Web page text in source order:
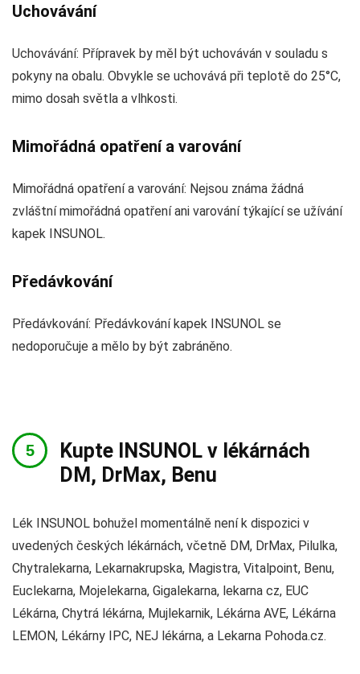
Uchovávání
Uchovávání: Přípravek by měl být uchováván v souladu s
pokyny na obalu. Obvykle se uchovává při teplotě do 25°C,
mimo dosah světla a vlhkosti.
Mimořádná opatření a varování
Mimořádná opatření a varování: Nejsou známa žádná
zvláštní mimořádná opatření ani varování týkající se užívání
kapek INSUNOL.
Předávkování
Předávkování: Předávkování kapek INSUNOL se
nedoporučuje a mělo by být zabráněno.
Kupte INSUNOL v lékárnách
DM, DrMax, Benu
Lék INSUNOL bohužel momentálně není k dispozici v
uvedených českých lékárnách, včetně DM, DrMax, Pilulka,
Chytralekarna, Lekarnakrupska, Magistra, Vitalpoint, Benu,
Euclekarna, Mojelekarna, Gigalekarna, lekarna cz, EUC
Lékárna, Chytrá lékárna, Mujlekarnik, Lékárna AVE, Lékárna
LEMON, Lékárny IPC, NEJ lékárna, a Lekarna Pohoda.cz.